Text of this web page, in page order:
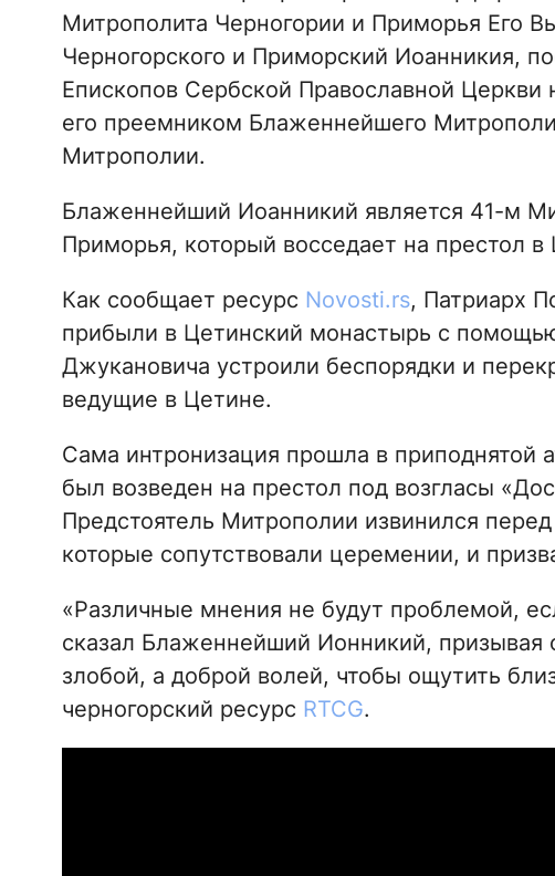
Митрополита Черногории и Приморья Его
Черногорского и Приморский Иоанникия,
Епископов Сербской Православной Церкви
его преемником Блаженнейшего
Митрополии.
Блаженнейший Иоанникий является 41-м
Приморья, который восседает на престол
Как сообщает ресурс Novosti.rs, Патриарх
прибыли в Цетинский монастырь с
Джукановича устроили беспорядки и
ведущие в Цетине.
Сама интронизация прошла в приподнятой
был возведен на престол под возгласы
Предстоятель Митрополии извинился
которые сопутствовали церемении, и
«Различные мнения не будут проблемой,
сказал Блаженнейший Ионникий, призывая
злобой, а доброй волей, чтобы ощутить
черногорский ресурс RTCG.